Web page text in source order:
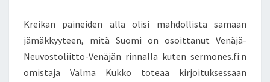
Kreikan paineiden alla olisi mahdollista samaan
jämäkkyyteen, mitä Suomi on osoittanut Venäjä-
Neuvostoliitto-Venäjän rinnalla kuten sermones.fi:n
omistaja Valma Kukko toteaa kirjoituksessaan